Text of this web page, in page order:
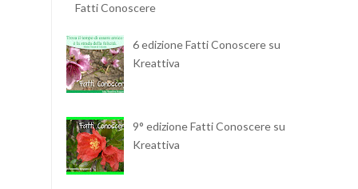
Fatti Conoscere
6 edizione Fatti Conoscere su
Kreattiva
9° edizione Fatti Conoscere su
Kreattiva